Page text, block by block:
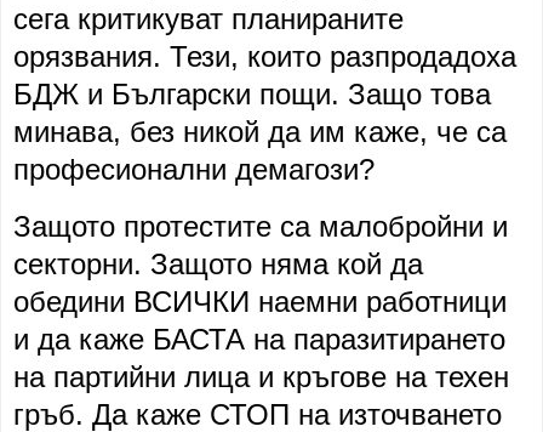
сега критикуват планираните
орязвания. Тези, които разпродадоха
БДЖ и Български пощи. Защо това
минава, без никой да им каже, че са
професионални демагози?
Защото протестите са малобройни и
секторни. Защото няма кой да
обедини ВСИЧКИ наемни работници
и да каже БАСТА на паразитирането
на партийни лица и кръгове на техен
гръб. Да каже СТОП на източването